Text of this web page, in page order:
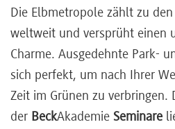
Preisvorteile
FAQ
Die Elbmetropole zählt zu
weltweit und versprüht einen
Charme. Ausgedehnte Park-
sich perfekt, um nach Ihrer
Zeit im Grünen zu verbringen.
der BeckAkademie Seminare